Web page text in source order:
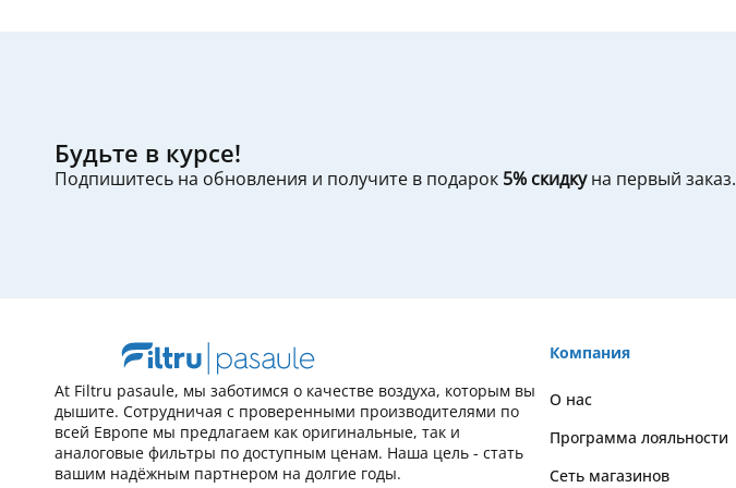
Будьте в курсе!
Подпишитесь на обновления и получите в подарок 5% скидкуна первый заказ.
At Filtru pasaule, мы заботимся о качестве воздуха, которым вы
дышите. Сотрудничая с проверенными производителями по
всей Европе мы предлагаем как оригинальные, так и
аналоговые фильтры по доступным ценам. Наша цель - стать
вашим надёжным партнером на долгие годы.
Компания
О нас
Программа лояльности
Сеть магазинов